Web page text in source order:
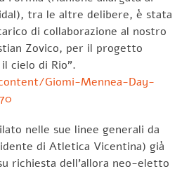
tra le altre delibere, è stata
di collaborazione al nostro
Zovico, per il progetto
cielo di Rio”.
Giomi-Mennea-Day-
nelle sue linee generali da
di Atletica Vicentina) già
richiesta dell’allora neo-eletto